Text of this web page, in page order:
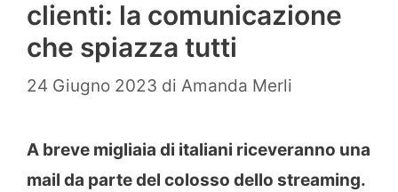
clienti: la comunicazione
che spiazza tutti
24 Giugno 2023 di Amanda Merli
A breve migliaia di italiani riceveranno una
mail da parte del colosso dello streaming.